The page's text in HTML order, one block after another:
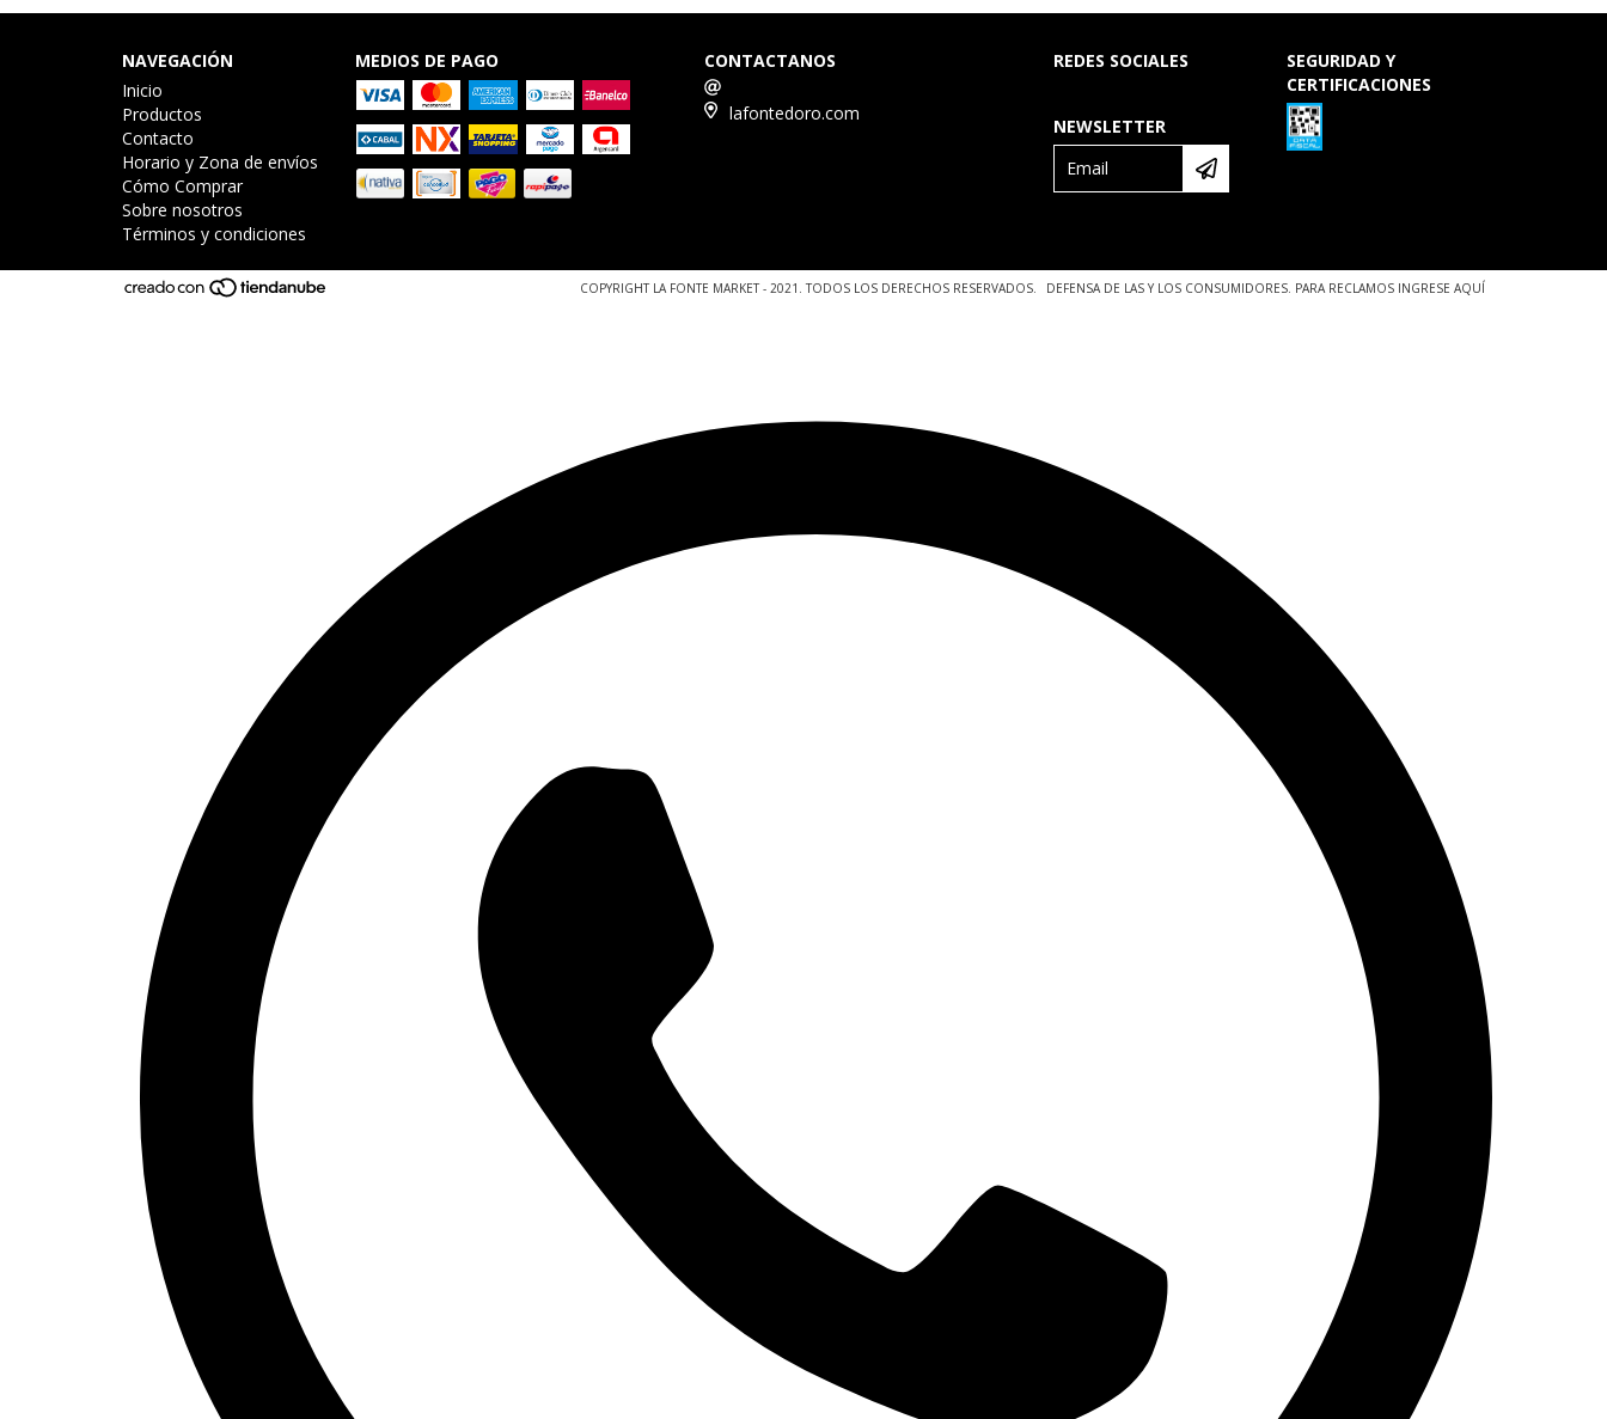
NAVEGACIÓN
Inicio
Productos
Contacto
Horario y Zona de envíos
Cómo Comprar
Sobre nosotros
Términos y condiciones
MEDIOS DE PAGO CONTACTANOS
lafontedoro.com
REDES SOCIALES
NEWSLETTER
SEGURIDAD Y
CERTIFICACIONES
COPYRIGHT LA FONTE MARKET - 2021. TODOS LOS DERECHOS RESERVADOS. DEFENSA DE LAS Y LOS CONSUMIDORES. PARA RECLAMOS INGRESE AQUÍ